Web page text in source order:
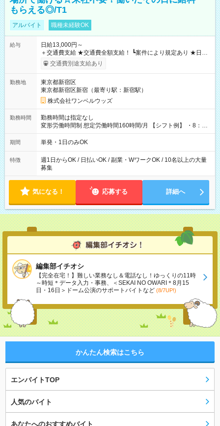
もらえる◎/T1
アルバイト 職種未経験OK
給与
日給13,000円～
＋交通費支給 ★交通費全額支給！ ┗案件により規定あり ★日払
いOK！（規定あり） ┗働いたその日に現金GET♪ お仕事後はコ
ンビニATMから 日払い分を引き落とせます！ 【試用期間】試
交通費別途支給あり
勤務地
東京都新宿区
東京都新宿区新宿（最寄り駅：新宿駅）
株式会社ワンベルウッズ
勤務時間
勤務時間は指定なし
変形労働時間制 想定労働時間160時間/月 【シフト例】 ・8：00
～21：00
期間 単発・1日のみOK
特徴
週1日からOK / 日払いOK / 副業・WワークOK / 10名以上の大量
募集
気になる！ 応募する 詳細へ
編集部イチオシ
【完全在宅！】難しい業務なし＆電話なし！ゆっくりの11時
～時短＊データ入力・事務、＜SEKAI NO OWARI＊8月15
日・16日＞ドーム公演のサポートバイトなど (8/7UP!)
かんたん検索はこちら
エンバイトTOP
人気のバイト
あなたへのおすすめバイト